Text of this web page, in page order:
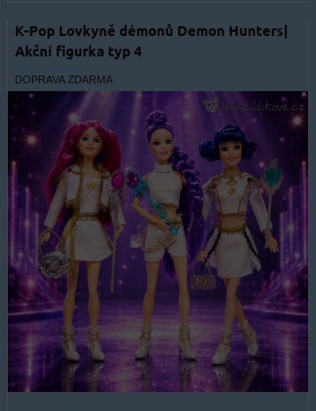
K-Pop Lovkyně démonů Demon Hunters|
Akční figurka typ 4
DOPRAVA ZDARMA